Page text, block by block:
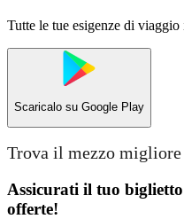
Tutte le tue esigenze di
Scaricalo su Google Play
Trova il mezzo
Assicurati il ​​tuo
offerte!